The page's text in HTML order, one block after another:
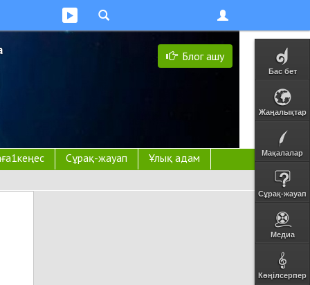
Бас бет
Жаңалықтар
Мақалалар
Сұрақ-жауап
Медиа
Көңілсерпер
Блог ашу
Сұрақ-жауап
Ұлық адам